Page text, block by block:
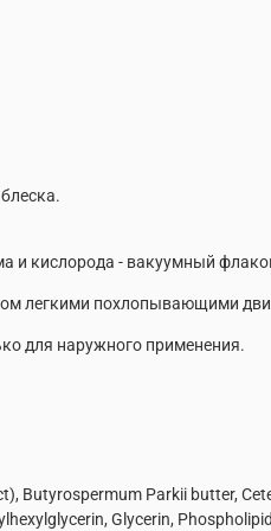
и кислорода - вакуумный
легкими похлопывающими
для наружного применения.
Butyrospermum Parkii butter,
Glycerin,